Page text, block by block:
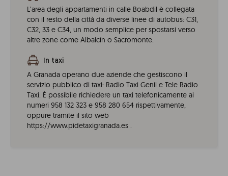
L’area degli appartamenti in calle Boabdil è collegata
con il resto della città da diverse linee di autobus: C31,
C32, 33 e C34, un modo semplice per spostarsi verso
altre zone come Albaicín o Sacromonte.
In taxi
A Granada operano due aziende che gestiscono il
servizio pubblico di taxi: Radio Taxi Genil e Tele Radio
Taxi. È possibile richiedere un taxi telefonicamente ai
numeri 958 132 323 e 958 280 654 rispettivamente,
oppure tramite il sito web
https://www.pidetaxigranada.es .